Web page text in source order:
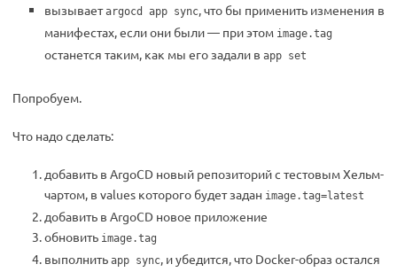
вызываетargocd app sync, что бы применить изменения в
манифестах, если они были — при этом image.tag
останется таким, как мы его задали в app set
Попробуем.
Что надо сделать:
добавить в ArgoCD новый репозиторий с тестовым Хельм-
чартом, в values которого будет задан image.tag=latest
добавить в ArgoCD новое приложение
обновить image.tag
выполнить app sync, и убедится, что Docker-образ остался